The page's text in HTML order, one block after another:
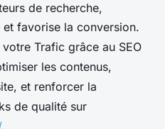
de recherche,
favorise la conversion.
Trafic grâce au SEO
les contenus,
et renforcer la
de qualité sur
.